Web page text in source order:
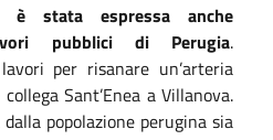
è stata espressa anche
pubblici di Perugia.
per risanare un’arteria
Sant’Enea a Villanova.
popolazione perugina sia